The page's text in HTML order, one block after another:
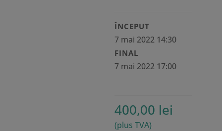
ÎNCEPUT
7 mai 2022 14:30
FINAL
7 mai 2022 17:00
400,00 lei
(plus TVA)